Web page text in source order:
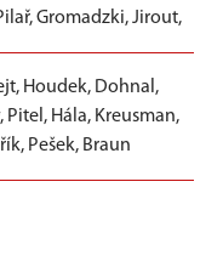
Gromadzki, Jirout,
Houdek, Dohnal,
Pitel, Hála, Kreusman,
Pešek, Braun